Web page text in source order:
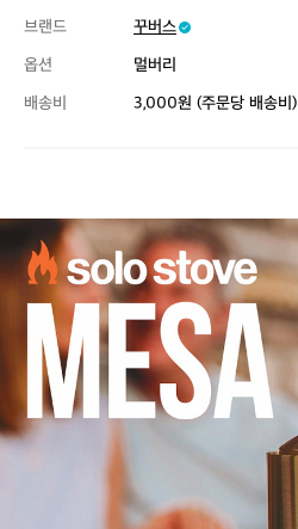
브랜드
꾸버스
옵션
멀버리
배송비
3,000원 (주문당 배송비)